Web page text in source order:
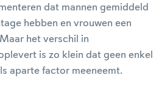
dat mannen gemiddeld
hebben en vrouwen een
het verschil in
is zo klein dat geen enkel
aparte factor meeneemt.